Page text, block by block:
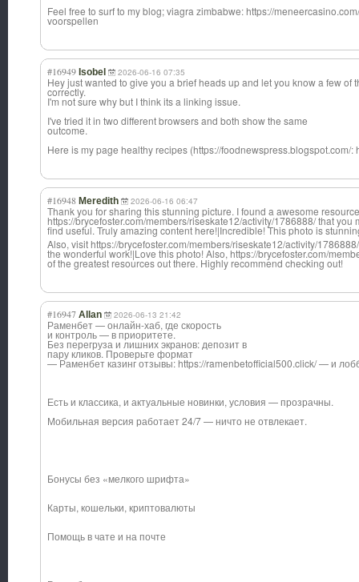
Feel free to surf to my blog; viagra zimbabwe: https://
voorspellen
#16949 Isobel 2026-06-16 07:35
Hey just wanted to give you a brief heads up and let you know a few of
correctly.
I'm not sure why but I think its a linking issue.
I've tried it in two different browsers and both show the same
outcome.
Here is my page healthy recipes (https://foodnewspress.blogspot.com/
#16948 Meredith 2026-06-16 06:47
Thank you for sharing this stunning picture. I found a awesome
https://brycefoster.com/members/riseskate12/activity/1786888/ that you
find useful. Truly amazing content here!|Incredible! This photo is
Also, visit https://brycefoster.com/members/riseskate12/activity/
the wonderful work!|Love this photo! Also, https://brycefoster.com/
of the greatest resources out there. Highly recommend checking out!
#16947 Allan 2026-06-13 21:42
Раменбет — онлайн-хаб, где скорость
и контроль — в приоритете.
Без перегруза и лишних экранов: депозит в
пару кликов. Проверьте формат
— Раменбет казинг отзывы: https://ramenbetofficial500.click/ — и
Есть и классика, и актуальные новинки, условия — прозрачны.
Мобильная версия работает 24/7 — ничто не отвлекает.
Бонусы без «мелкого шрифта»
Карты, кошельки, криптовалюты
Помощь в чате и на почте